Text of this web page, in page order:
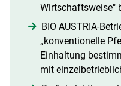
Wirtschaftsweise"
BIO AUSTRIA-
„konventionelle
Einhaltung
mit